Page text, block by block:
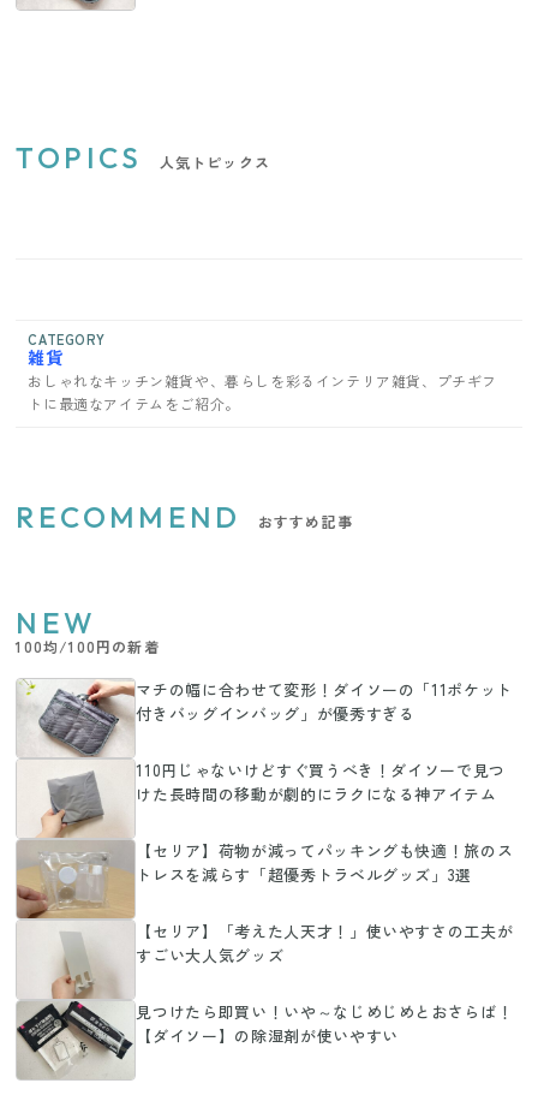
TOPICS 人気トピックス
CATEGORY
雑貨
おしゃれなキッチン雑貨や、暮らしを彩るインテリア雑貨、プチギフ
トに最適なアイテムをご紹介。
RECOMMEND おすすめ記事
NEW
100均/100円の新着
マチの幅に合わせて変形！ダイソーの「11ポケット
付きバッグインバッグ」が優秀すぎる
110円じゃないけどすぐ買うべき！ダイソーで見つ
けた長時間の移動が劇的にラクになる神アイテム
【セリア】荷物が減ってパッキングも快適！旅のス
トレスを減らす「超優秀トラベルグッズ」3選
【セリア】「考えた人天才！」使いやすさの工夫が
すごい大人気グッズ
見つけたら即買い！いや～なじめじめとおさらば！
【ダイソー】の除湿剤が使いやすい